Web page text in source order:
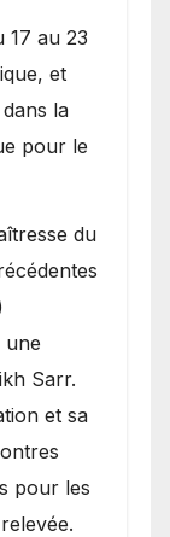
17 au 23
et
la
pour le
du
Sarr.
et sa
pour les